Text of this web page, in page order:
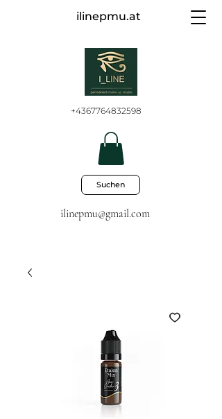
ilinepmu.at
ilinepmu@gmail.com
Suchen
+4367764832598